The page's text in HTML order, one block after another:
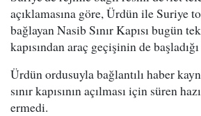
açıklamasına göre, Ürdün ile Suriye
bağlayan Nasib Sınır Kapısı bugün
kapısından araç geçişinin de
Ürdün ordusuyla bağlantılı haber
sınır kapısının açılması için süren
ermedi.